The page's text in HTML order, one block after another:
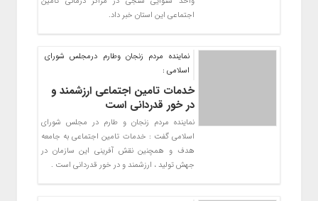
اجتماعی این استان خبر داد.
نماینده مردم زنجان وطارم درمجلس شورای
اسلامی :
خدمات تامین اجتماعی ارزشمند و
در خور قدردانی است
نماینده مردم زنجان و طارم در مجلس شورای
اسلامی گفت : خدمات تامین اجتماعی به جامعه
هدف و همچنین نقش آفرینی این سازمان در
جهش تولید ، ارزشمند و در خور قدردانی است .